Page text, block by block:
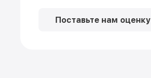
Поставьте нам оценку